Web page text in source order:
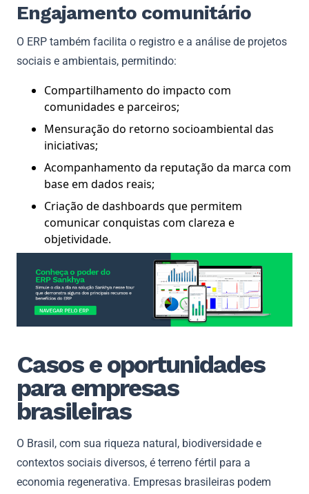
Engajamento comunitário
O ERP também facilita o registro e a análise de projetos
sociais e ambientais, permitindo:
Compartilhamento do impacto com
comunidades e parceiros;
Mensuração do retorno socioambiental das
iniciativas;
Acompanhamento da reputação da marca com
base em dados reais;
Criação de dashboards que permitem
comunicar conquistas com clareza e
objetividade.
Casos e oportunidades
para empresas
brasileiras
O Brasil, com sua riqueza natural, biodiversidade e
contextos sociais diversos, é terreno fértil para a
economia regenerativa. Empresas brasileiras podem